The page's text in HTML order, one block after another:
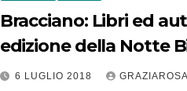
Bracciano: Libri ed
edizione della Notte
6 LUGLIO 2018